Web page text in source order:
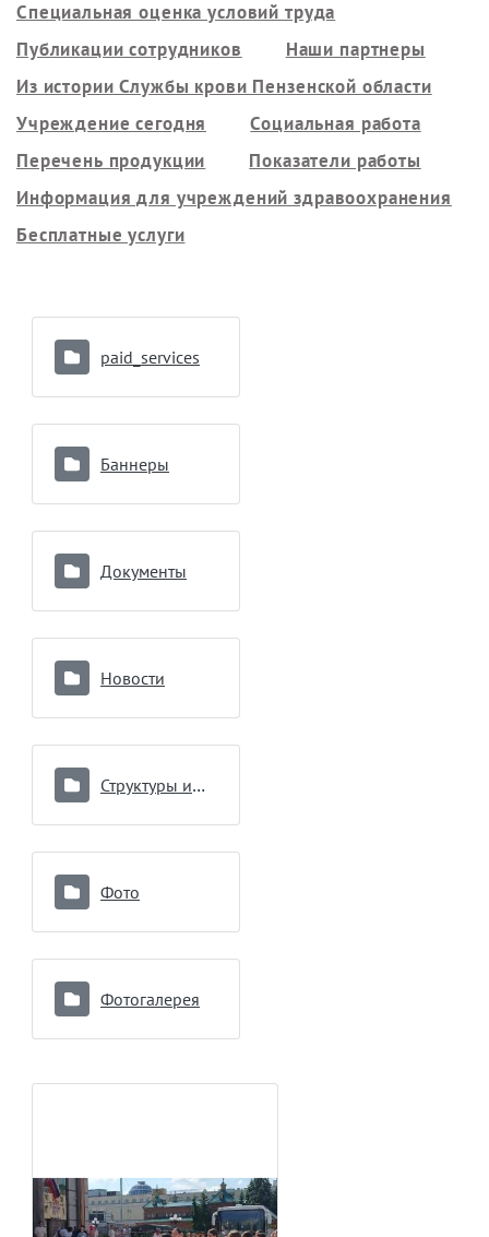
Специальная оценка условий труда
Публикации сотрудников
Наши партнеры
Из истории Службы крови Пензенской области
Учреждение сегодня
Социальная работа
Перечень продукции
Показатели работы
Информация для учреждений здравоохранения
Бесплатные услуги
paid_services
Баннеры
Документы
Новости
Структуры и органы управления
Фото
Фотогалерея